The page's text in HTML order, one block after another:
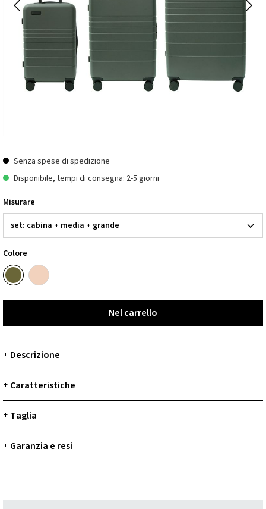
Senza spese di spedizione
Disponibile, tempi di consegna: 2-5 giorni
Misurare
Colore
Nel carrello
Nel carrello
+ Descrizione
+ Caratteristiche
+ Taglia
+ Garanzia e resi